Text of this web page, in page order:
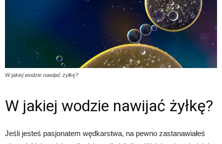
W jakiej wodzie nawijać żyłkę?
W jakiej wodzie nawijać żyłkę?
Jeśli jesteś pasjonatem wędkarstwa, na pewno zastanawiałeś